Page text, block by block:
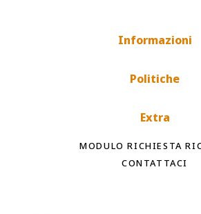
Informazioni
Politiche
Extra
MODULO RICHIESTA
CONTATTACI